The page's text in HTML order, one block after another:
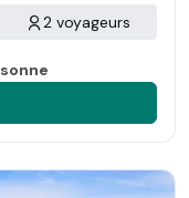
2 voyageurs